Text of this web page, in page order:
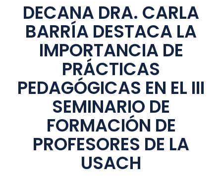
DECANA DRA. CARLA
BARRÍA DESTACA LA
IMPORTANCIA DE
PRÁCTICAS
PEDAGÓGICAS EN EL III
SEMINARIO DE
FORMACIÓN DE
PROFESORES DE LA
USACH